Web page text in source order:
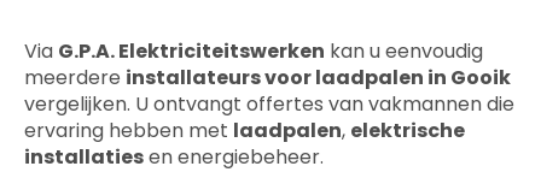
Via G.P.A. Elektriciteitswerken kan u eenvoudig
meerdere installateurs voor laadpalen in Gooik
vergelijken. U ontvangt offertes van vakmannen die
ervaring hebben met laadpalen, elektrische
installatiesen energiebeheer.